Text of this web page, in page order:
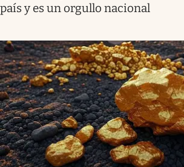
país y es un orgullo nacional